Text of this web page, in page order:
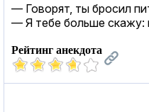
— Говорят, ты бросил
— Я тебе больше скажу:
Рейтинг анекдота